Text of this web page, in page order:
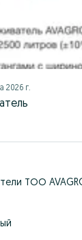
2026 г.
ТОО